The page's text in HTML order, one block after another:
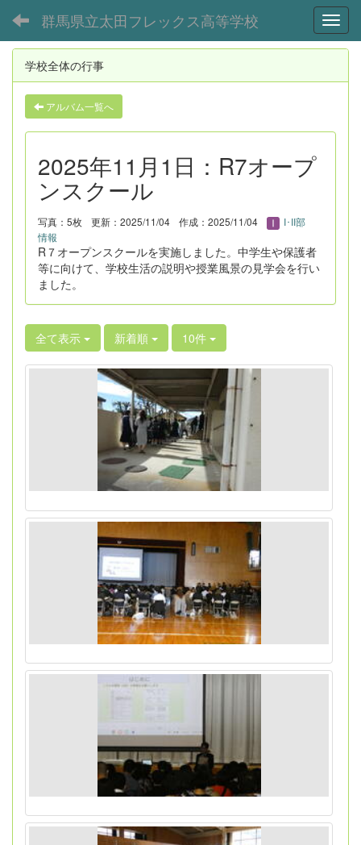
群馬県立太田フレックス高等学校
学校全体の行事
アルバム一覧へ
2025年11月1日：R7オープ
ンスクール
写真：5枚 更新：2025/11/04 作成：2025/11/04
I･II部
情報
R７オープンスクールを実施しました。中学生や保護者
等に向けて、学校生活の説明や授業風景の見学会を行い
ました。
全て表示 新着順 10件